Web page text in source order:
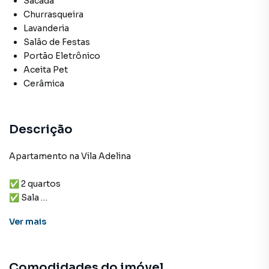
Churrasqueira
Lavanderia
Salão de Festas
Portão Eletrônico
Aceita Pet
Cerâmica
Descrição
Apartamento na Vila Adelina
✅ 2 quartos
✅ Sala
✅ Banheiro social
✅ Sacada
Ver mais